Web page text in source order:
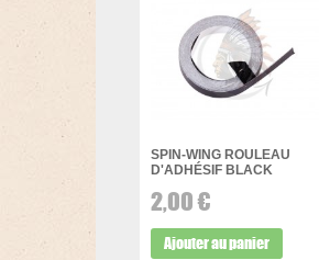
SPIN-WING ROULEAU
D'ADHÉSIF BLACK
2,00 €
Ajouter au panier